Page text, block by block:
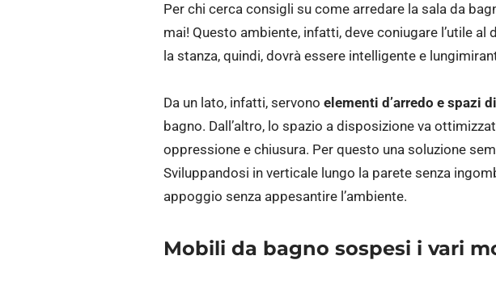
Per chi cerca consigli su come arredare la sala da
mai! Questo ambiente, infatti, deve coniugare l’utile
la stanza, quindi, dovrà essere intelligente e
Da un lato, infatti, servono elementi d’arredo e spazi
bagno. Dall’altro, lo spazio a disposizione va
oppressione e chiusura. Per questo una soluzione
Sviluppandosi in verticale lungo la parete senza
appoggio senza appesantire l’ambiente.
Mobili da bagno sospesi i vari